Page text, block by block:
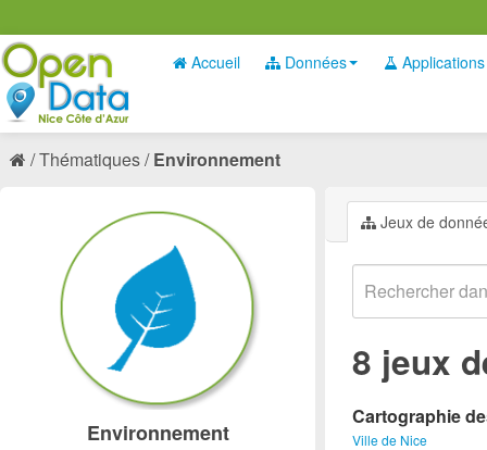
Accueil Données Applications
Thématiques Environnement
Jeux de
8 jeux
Cartographie
Ville de Nice
Environnement